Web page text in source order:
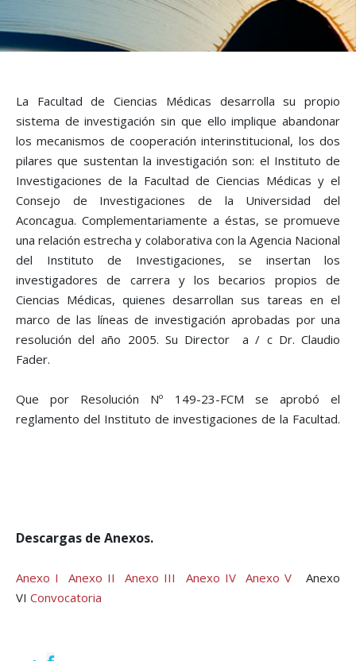
La Facultad de Ciencias Médicas desarrolla su propio
sistema de investigación sin que ello implique abandonar
los mecanismos de cooperación interinstitucional, los dos
pilares que sustentan la investigación son: el Instituto de
Investigaciones de la Facultad de Ciencias Médicas y el
Consejo de Investigaciones de la Universidad del
Aconcagua. Complementariamente a éstas, se promueve
una relación estrecha y colaborativa con la Agencia Nacional
del Instituto de Investigaciones, se insertan los
investigadores de carrera y los becarios propios de
Ciencias Médicas, quienes desarrollan sus tareas en el
marco de las líneas de investigación aprobadas por una
resolución del año 2005. Su Director a / c Dr. Claudio
Fader.
Que por Resolución Nº 149-23-FCM se aprobó el
reglamento del Instituto de investigaciones de la Facultad.
Descargas de Anexos.
Anexo I Anexo II Anexo III Anexo IV Anexo VAnexo
VI Convocatoria